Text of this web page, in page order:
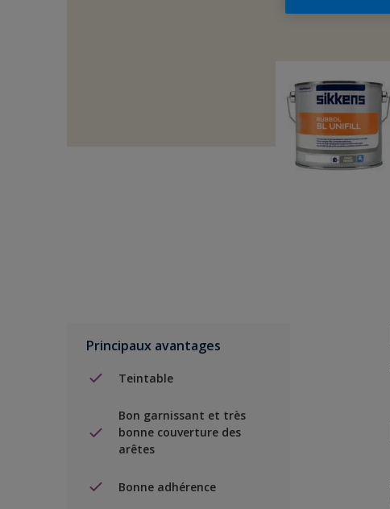
Principaux avantages
Teintable
Bon garnissant et très
bonne couverture des
arêtes
Bonne adhérence